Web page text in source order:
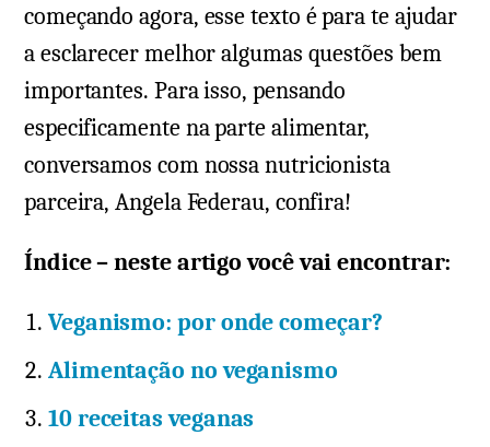
começando agora, esse texto é para te ajudar
a esclarecer melhor algumas questões bem
importantes. Para isso, pensando
especificamente na parte alimentar,
conversamos com nossa nutricionista
parceira, Angela Federau, confira!
Índice – neste artigo você vai encontrar:
Veganismo: por onde começar?
Alimentação no veganismo
10 receitas veganas